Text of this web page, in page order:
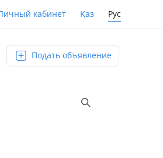
кабинет Қаз Рус
Подать объявление